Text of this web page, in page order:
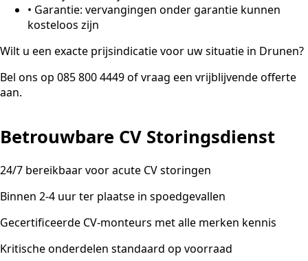
• Garantie: vervangingen onder garantie kunnen
kosteloos zijn
Wilt u een exacte prijsindicatie voor uw situatie in Drunen?
Bel ons op 085 800 4449 of vraag een vrijblijvende offerte
aan.
Betrouwbare CV Storingsdienst
24/7 bereikbaar voor acute CV storingen
Binnen 2-4 uur ter plaatse in spoedgevallen
Gecertificeerde CV-monteurs met alle merken kennis
Kritische onderdelen standaard op voorraad